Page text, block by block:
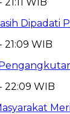
Dipadati
21:09 WIB
22:09 WIB